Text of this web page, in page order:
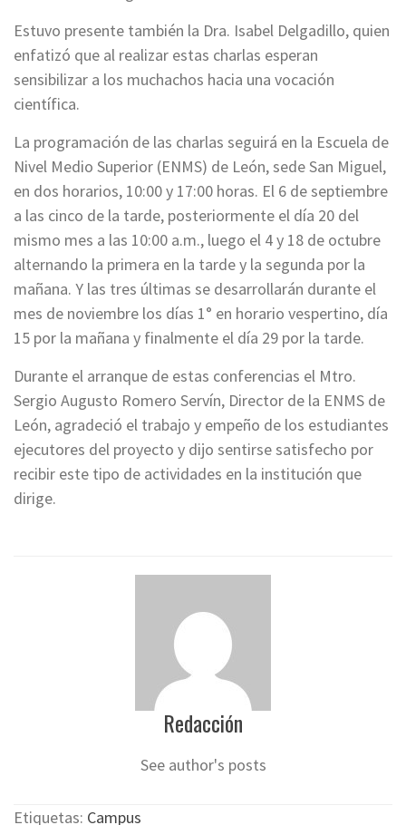
Estuvo presente también la Dra. Isabel Delgadillo, quien
enfatizó que al realizar estas charlas esperan
sensibilizar a los muchachos hacia una vocación
científica.
La programación de las charlas seguirá en la Escuela de
Nivel Medio Superior (ENMS) de León, sede San Miguel,
en dos horarios, 10:00 y 17:00 horas. El 6 de septiembre
a las cinco de la tarde, posteriormente el día 20 del
mismo mes a las 10:00 a.m., luego el 4 y 18 de octubre
alternando la primera en la tarde y la segunda por la
mañana. Y las tres últimas se desarrollarán durante el
mes de noviembre los días 1° en horario vespertino, día
15 por la mañana y finalmente el día 29 por la tarde.
Durante el arranque de estas conferencias el Mtro.
Sergio Augusto Romero Servín, Director de la ENMS de
León, agradeció el trabajo y empeño de los estudiantes
ejecutores del proyecto y dijo sentirse satisfecho por
recibir este tipo de actividades en la institución que
dirige.
Redacción
See author's posts
Etiquetas: Campus